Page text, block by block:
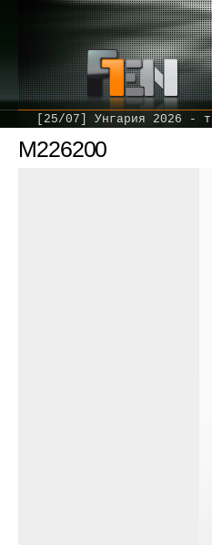
[25/07] Унгария 2026 -
M226200